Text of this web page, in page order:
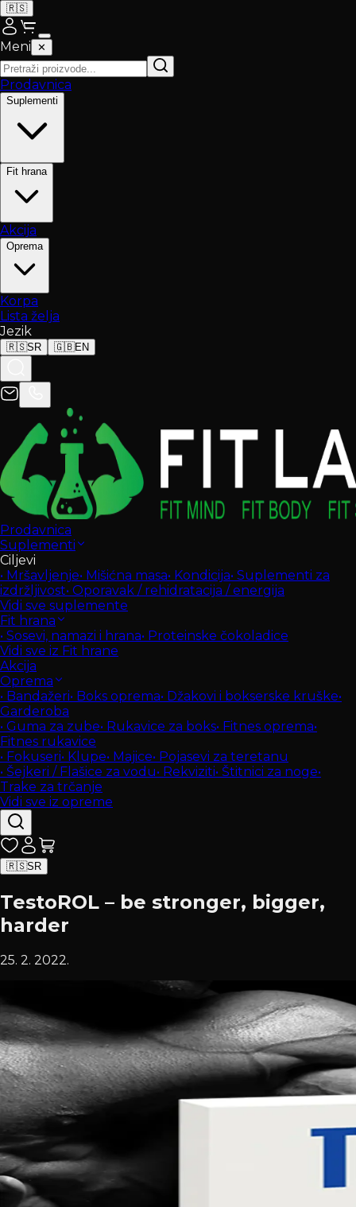
🇷🇸
Meni ✕
Prodavnica
Suplementi
Fit hrana
Akcija
Oprema
Korpa
Lista želja
Jezik
🇷🇸SR 🇬🇧EN
Prodavnica
Suplementi
Ciljevi
• Mršavljenje• Mišićna masa• Kondicija• Suplementi za
izdržljivost• Oporavak / rehidratacija / energija
Vidi sve suplemente
Fit hrana
• Sosevi, namazi i hrana• Proteinske čokoladice
Vidi sve iz Fit hrane
Akcija
Oprema
• Bandažeri• Boks oprema• Džakovi i bokserske kruške•
Garderoba
• Guma za zube• Rukavice za boks• Fitnes oprema•
Fitnes rukavice
• Fokuseri• Klupe• Majice• Pojasevi za teretanu
• Šejkeri / Flašice za vodu• Rekviziti• Štitnici za noge•
Trake za trčanje
Vidi sve iz opreme
🇷🇸SR
TestoROL – be stronger, bigger,
harder
25. 2. 2022.